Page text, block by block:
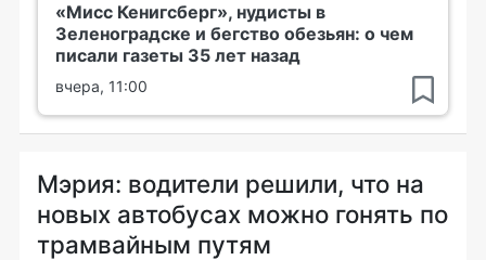
«Мисс Кенигсберг», нудисты в
Зеленоградске и бегство обезьян: о чем
писали газеты 35 лет назад
вчера, 11:00
Мэрия: водители решили, что на
новых автобусах можно гонять по
трамвайным путям